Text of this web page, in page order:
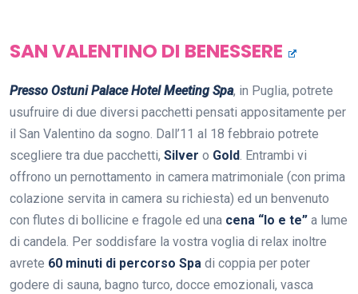
SAN VALENTINO DI BENESSERE
Presso Ostuni Palace Hotel Meeting Spa, in Puglia, potrete
usufruire di due diversi pacchetti pensati appositamente per
il San Valentino da sogno. Dall’11 al 18 febbraio potrete
scegliere tra due pacchetti, Silver o Gold. Entrambi vi
offrono un pernottamento in camera matrimoniale (con prima
colazione servita in camera su richiesta) ed un benvenuto
con flutes di bollicine e fragole ed una cena “Io e te” a lume
di candela. Per soddisfare la vostra voglia di relax inoltre
avrete 60 minuti di percorso Spa di coppia per poter
godere di sauna, bagno turco, docce emozionali, vasca